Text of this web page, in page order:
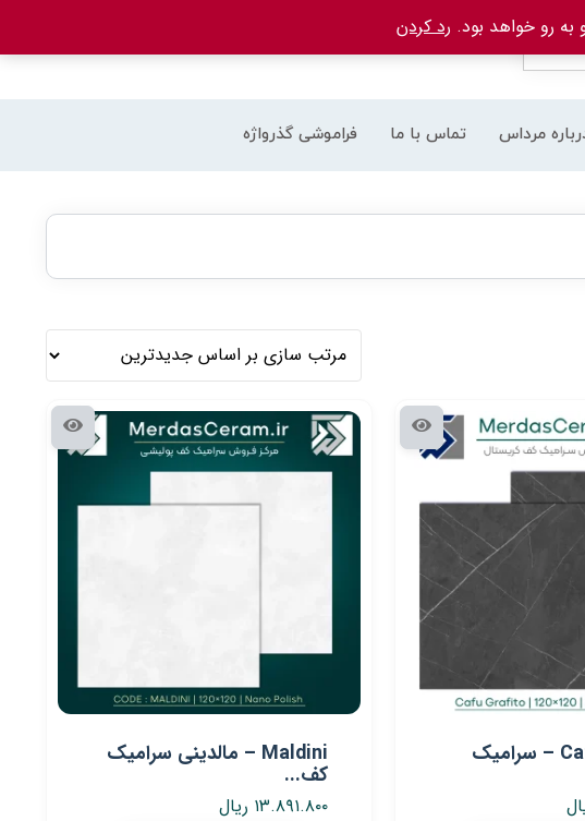
رد کردن
مرداس تماس با ما فراموشی گذرواژه
Cafu Grafito – سرامیک Maldini – مالدینی سرامیک
کف...
۱۳.۸۹۱.۸۰۰ ریال